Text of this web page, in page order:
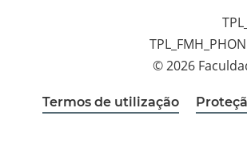
© 2026
Termos de utilização